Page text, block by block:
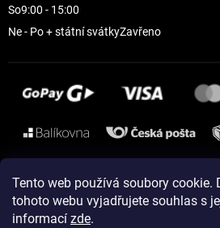
Tento web používá soubory cookie.
tohoto webu vyjadřujete souhlas s
informací zde.
So9:00 - 15:00
Ne - Po + státní svátkyZavřeno
Instagram